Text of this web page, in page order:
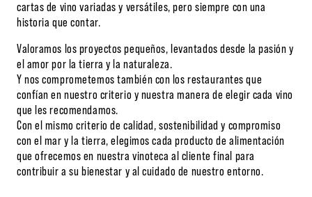
cartas de vino variadas y versátiles, pero siempre con una
historia que contar.
Valoramos los proyectos pequeños, levantados desde la pasión y
el amor por la tierra y la naturaleza.
Y nos comprometemos también con los restaurantes que
confían en nuestro criterio y nuestra manera de elegir cada vino
que les recomendamos.
Con el mismo criterio de calidad, sostenibilidad y compromiso
con el mar y la tierra, elegimos cada producto de alimentación
que ofrecemos en nuestra vinoteca al cliente final para
contribuir a su bienestar y al cuidado de nuestro entorno.